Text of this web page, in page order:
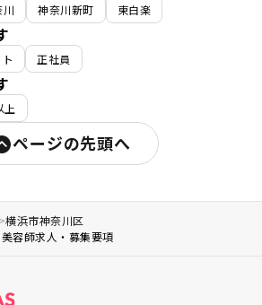
川 神奈川新町 東白楽
正社員
上
ページの先頭へ
>横浜市神奈川区
容師求人・募集要項